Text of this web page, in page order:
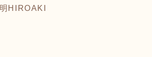
HIROAKI